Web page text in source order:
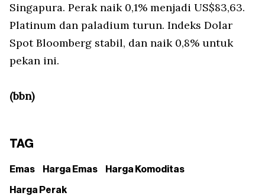
Singapura. Perak naik 0,1% menjadi US$83,63.
Platinum dan paladium turun. Indeks Dolar
Spot Bloomberg stabil, dan naik 0,8% untuk
pekan ini.
(bbn)
TAG
Emas Harga Emas Harga Komoditas
Harga Perak